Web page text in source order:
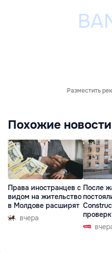
Разместить
Похожие новости
Права иностранцев с
видом на жительство
в Молдове расширят
вчера
После